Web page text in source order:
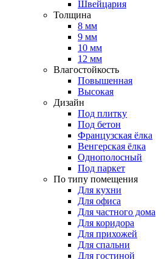
Швейцария
Толщина
8 мм
9 мм
10 мм
12 мм
Влагостойкость
Повышенная
Высокая
Дизайн
Под плитку
Под бетон
Французская ёлка
Венгерская ёлка
Однополосный
Под паркет
По типу помещения
Для кухни
Для офиса
Для частного дома
Для коридора
Для прихожей
Для спальни
Для гостиной